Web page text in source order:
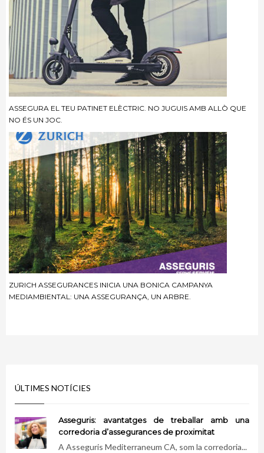
ASSEGURA EL TEU PATINET ELÈCTRIC. NO JUGUIS AMB ALLÒ QUE
NO ÉS UN JOC.
ZURICH ASSEGURANCES INICIA UNA BONICA CAMPANYA
MEDIAMBIENTAL: UNA ASSEGURANÇA, UN ARBRE.
ÚLTIMES NOTÍCIES
Asseguris: avantatges de treballar amb una
corredoria d’assegurances de proximitat
A Asseguris Mediterraneum CA, som la corredoria...